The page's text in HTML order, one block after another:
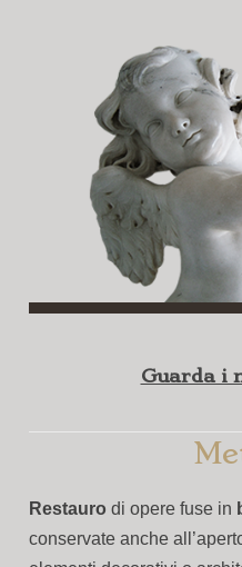
Guarda i
Restauro di opere fuse in
conservate anche